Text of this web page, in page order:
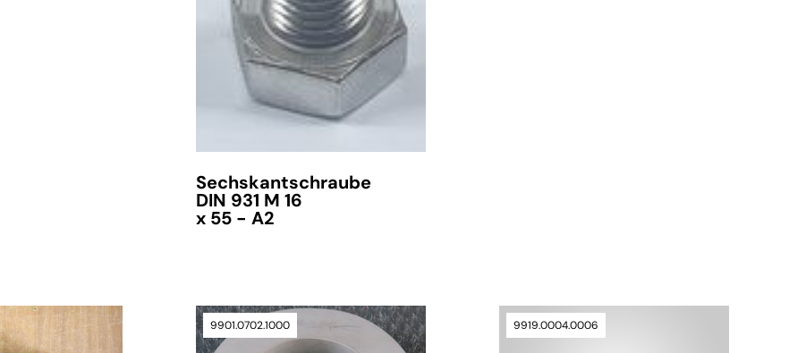
Sechskantschraube
DIN 931 M 16
x 55 - A2
9901.0702.1000 9919.0004.0006